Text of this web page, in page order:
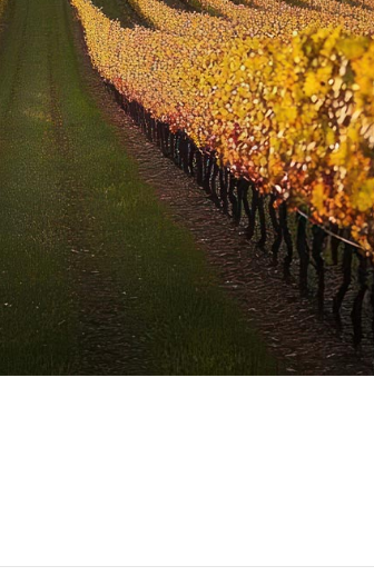
Erträge, sorgfältige Laubarbeit,
Handlese bilden die Grundlage
widerspiegeln. Im Keller
Lage ihre eigene Persönlichkeit
– sämtliche Weine der Familie
Sie stehen für Eleganz, Balance
dabei jemals ihre Herkunft aus den
auf Qualität und Terroir
Wein-Dynastien der Welt